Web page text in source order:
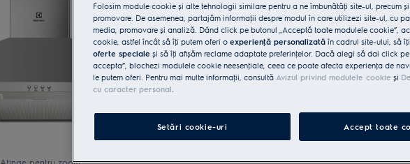
Livrare inclusă pentru comenzi mai
mari de 4999 lei
15
Reciclare aparat vechi INCLUSĂ
Retragere în 14 zile
Folosim module cookie și alte tehnologii similare pentru a ne îmbunătăţi site-ul, precum
promovare. De asemenea, partajăm informaţii despre modul în care utilizezi site-ul, cu
media, promovare și analiză. Dând click pe butonul „Acceptă toate modulele cookie”,
cookie, astfel încât să îţi putem oferi o experienţă personalizată în cadrul site-ului, să
oferte speciale și să îţi afișăm reclame adaptate preferinţelor. Dacă alegi să dai click
accepta”, blochezi modulele cookie neesenţiale, ceea ce poate afecta experienţa de
le putem oferi. Pentru mai multe informaţii, consultă Avizul privind modulele cookie și
cu caracter personal.
Setări cookie-uri Accept toate